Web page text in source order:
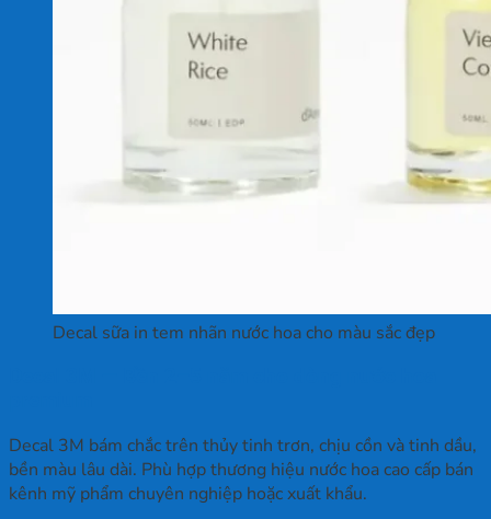
Decal sữa in tem nhãn nước hoa cho màu sắc đẹp
Decal 3M bám chắc trên thủy tinh trơn, chịu cồn và tinh dầu,
bền màu lâu dài. Phù hợp thương hiệu nước hoa cao cấp bán
kênh mỹ phẩm chuyên nghiệp hoặc xuất khẩu.